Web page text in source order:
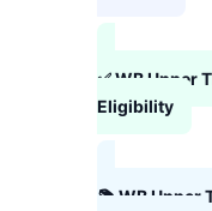
✅ WB Upper
Eligibility
📚 WB Upper